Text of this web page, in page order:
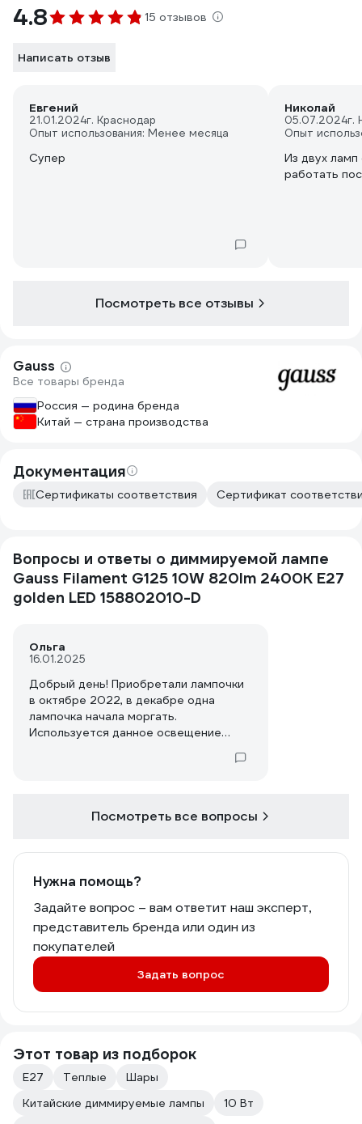
4.8 15 отзывов
Написать отзыв
Евгений
21.01.2024г. Краснодар
Опыт использования: Менее месяца
Супер
Николай
05.07.2024г.
Опыт
Из двух
Посмотреть все отзывы
Gauss
Все товары бренда
Россия — родина бренда
Китай — страна производства
Документация
Сертификаты соответствия Сертификат
Вопросы и ответы о диммируемой лампе
Gauss Filament G125 10W 820lm 2400К Е27
golden LED 158802010-D
Ольга
16.01.2025
Добрый день! Приобретали лампочки
в октябре 2022, в декабре одна
лампочка начала моргать.
Используется данное освещение
и то не активно. Было написано, вроде
сохранились, насколько я помню.
Посмотреть все вопросы
Нужна помощь?
Задайте вопрос – вам ответит наш эксперт,
представитель бренда или один из
покупателей
Задать вопрос
Этот товар из подборок
Е27 Теплые
Шары
Китайские диммируемые лампы
10 Вт